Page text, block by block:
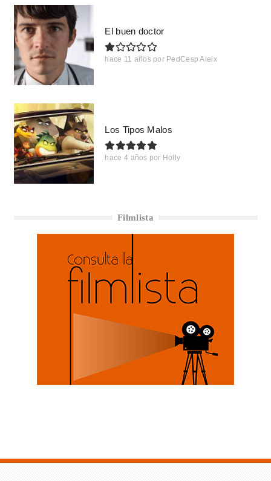
El buen doctor
hace 11 años por PedCesp Aleix
Los Tipos Malos
hace 4 años por Holly
Filmlista